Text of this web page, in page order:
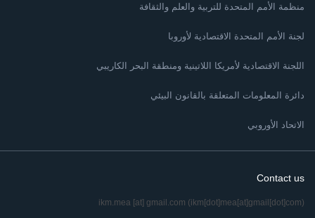
منظمة الأمم المتحدة للتربية والعلم والثقافة
لجنة الأمم المتحدة الاقتصادية لأوروبا
اللجنة الاقتصادية لأمريكا اللاتينية ومنطقة البحر الكاريبي
دائرة المعلومات المتعلقة بالقانون البيئي
الاتحاد الأوروبي
Contact us
ikm.mea [at] gmail.com (ikm[dot]mea[at]gmail[dot]com)